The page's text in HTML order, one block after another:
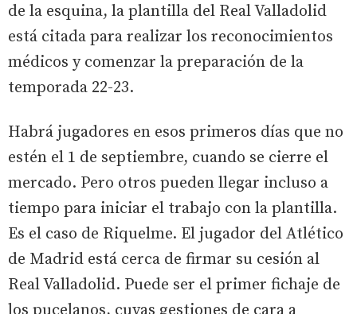
de la esquina, la plantilla del Real Valladolid
está citada para realizar los reconocimientos
médicos y comenzar la preparación de la
temporada 22-23.
Habrá jugadores en esos primeros días que no
estén el 1 de septiembre, cuando se cierre el
mercado. Pero otros pueden llegar incluso a
tiempo para iniciar el trabajo con la plantilla.
Es el caso de Riquelme. El jugador del Atlético
de Madrid está cerca de firmar su cesión al
Real Valladolid. Puede ser el primer fichaje de